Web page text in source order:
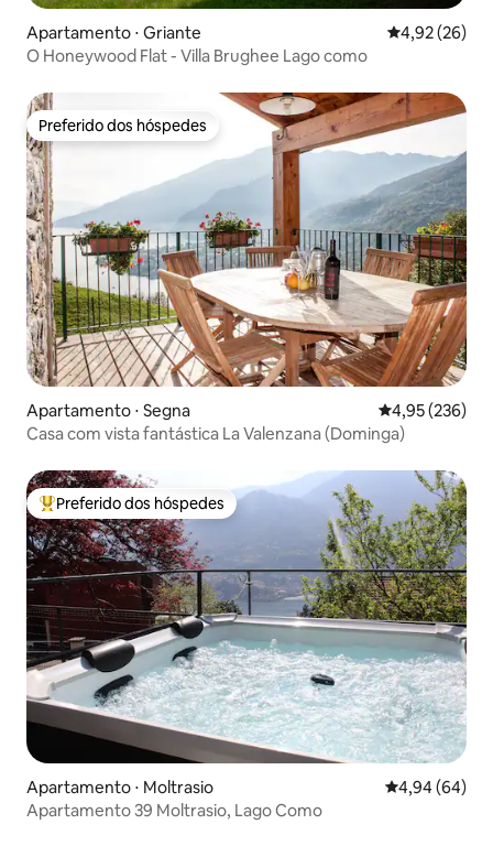
Apartamento ⋅ Griante 4,92 de uma
4,92 (26)
O Honeywood Flat - Villa Brughee Lago como
Preferido dos hóspedes
Preferido dos hóspedes
Apartamento ⋅ Segna 4,95 de uma
4,95 (236)
Casa com vista fantástica La Valenzana (Dominga)
Entre os melhores preferidos dos hóspedes
Preferido dos hóspedes
Apartamento ⋅ Moltrasio 4,94 de uma
4,94 (64)
Apartamento 39 Moltrasio, Lago Como